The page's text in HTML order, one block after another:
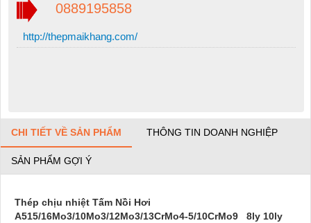
0889195858
http://thepmaikhang.com/
CHI TIẾT VỀ SẢN PHẨM THÔNG TIN DOANH NGHIỆP
SẢN PHẨM GỢI Ý
Thép chịu nhiệt Tấm Nồi Hơi
A515/16Mo3/10Mo3/12Mo3/13CrMo4-5/10CrMo9 8ly 10ly